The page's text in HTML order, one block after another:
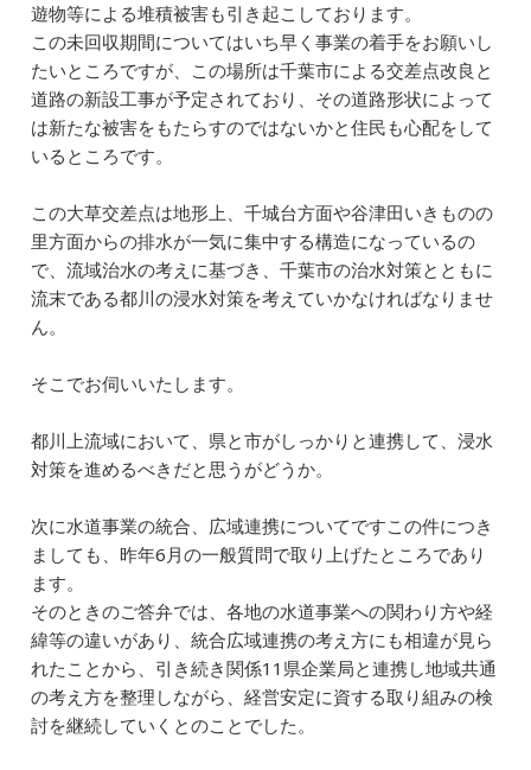
遊物等による堆積被害も引き起こしております。
この未回収期間についてはいち早く事業の着手をお願いし
たいところですが、この場所は千葉市による交差点改良と
道路の新設工事が予定されており、その道路形状によって
は新たな被害をもたらすのではないかと住民も心配をして
いるところです。
この大草交差点は地形上、千城台方面や谷津田いきものの
里方面からの排水が一気に集中する構造になっているの
で、流域治水の考えに基づき、千葉市の治水対策とともに
流末である都川の浸水対策を考えていかなければなりませ
ん。
そこでお伺いいたします。
都川上流域において、県と市がしっかりと連携して、浸水
対策を進めるべきだと思うがどうか。
次に水道事業の統合、広域連携についてですこの件につき
ましても、昨年6月の一般質問で取り上げたところであり
ます。
そのときのご答弁では、各地の水道事業への関わり方や経
緯等の違いがあり、統合広域連携の考え方にも相違が見ら
れたことから、引き続き関係11県企業局と連携し地域共通
の考え方を整理しながら、経営安定に資する取り組みの検
討を継続していくとのことでした。